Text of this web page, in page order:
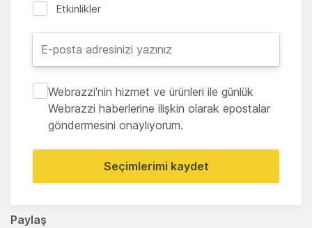
Paylaş
Etkinlikler
Webrazzi'nin hizmet ve ürünleri ile günlük
Webrazzi haberlerine ilişkin olarak epostalar
göndermesini onaylıyorum.
Seçimlerimi kaydet